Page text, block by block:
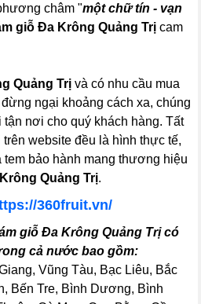
châm "một chữ tín - vạn
giỗ Đa Krông Quảng Trị cam
Quảng Trị và có nhu cầu mua
ngại khoảng cách xa, chúng
nơi cho quý khách hàng. Tất
website đều là hình thực tế,
tem bảo hành mang thương hiệu
Quảng Trị.
360fruit.vn/
giỗ Đa Krông Quảng Trị có
cả nước bao gồm:
Vũng Tàu, Bạc Liêu, Bắc
Bến Tre, Bình Dương, Bình